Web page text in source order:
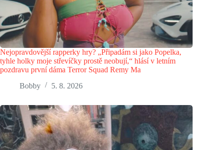
Nejopravdovější rapperky hry? „Připadám si jako Popelka,
tyhle holky moje střevíčky prostě neobují,“ hlásí v letním
pozdravu první dáma Terror Squad Remy Ma
Bobby
5. 8. 2026